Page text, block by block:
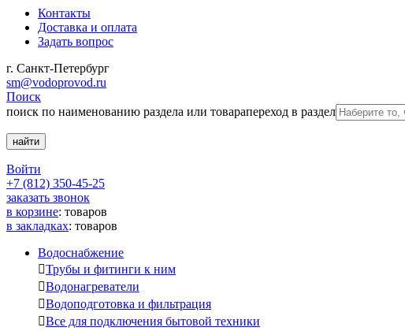
Контакты
Доставка и оплата
Задать вопрос
г. Санкт-Петербург
sm@vodoprovod.ru
Поиск
поиск по наименованию раздела или товарапереход в раздел
Войти
+7 (812) 350-45-25
заказать звонок
в корзине: товаров
в закладках: товаров
Водоснабжение
Трубы и фитинги к ним
Водонагреватели
Водоподготовка и фильтрация
Все для подключения бытовой техники